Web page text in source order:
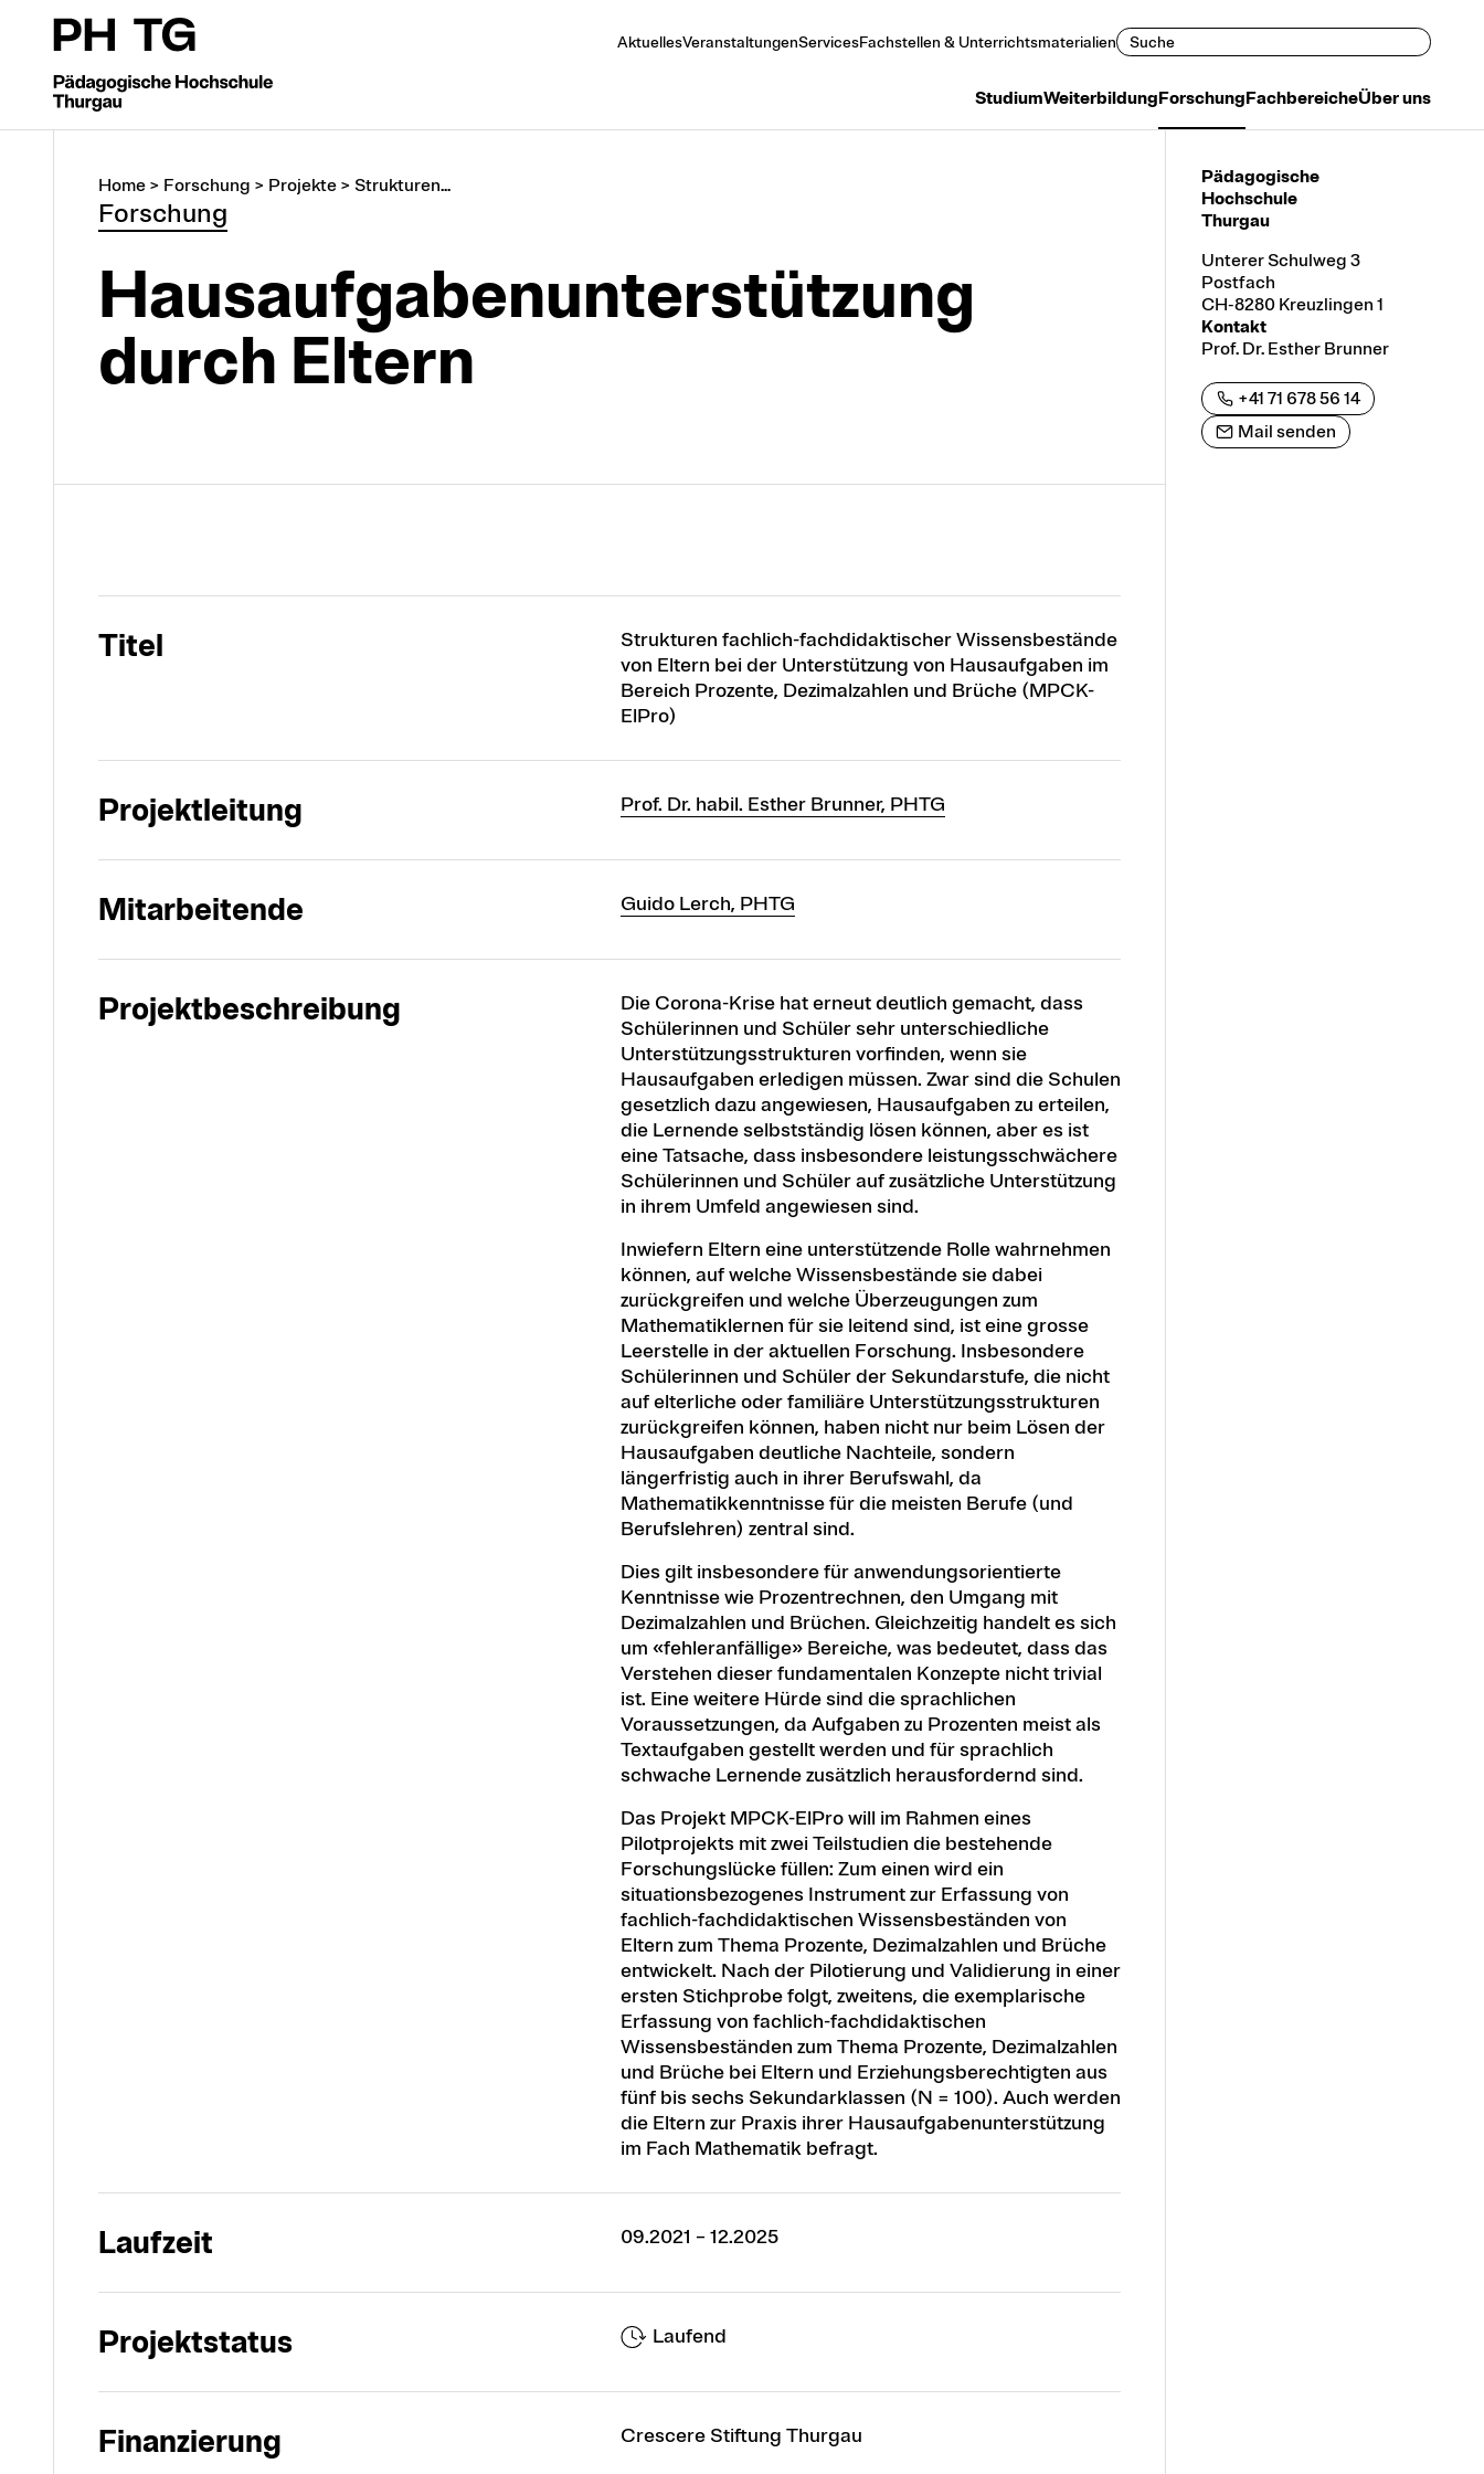
StudiumWeiterbildungForschungFachbereicheÜber uns
AktuellesVeranstaltungenServicesFachstellen & Unterrichtsmaterialien Suchen
Home > Forschung > Projekte > Strukturen...
Forschung
Hausaufgabenunterstützung
durch Eltern
Titel
Strukturen fachlich-fachdidaktischer Wissensbestände
von Eltern bei der Unterstützung von Hausaufgaben im
Bereich Prozente, Dezimalzahlen und Brüche (MPCK-
ElPro)
Projektleitung Prof. Dr. habil. Esther Brunner, PHTG
Mitarbeitende Guido Lerch, PHTG
Projektbeschreibung
Die Corona-Krise hat erneut deutlich gemacht, dass
Schülerinnen und Schüler sehr unterschiedliche
Unterstützungsstrukturen vorfinden, wenn sie
Hausaufgaben erledigen müssen. Zwar sind die Schulen
gesetzlich dazu angewiesen, Hausaufgaben zu erteilen,
die Lernende selbstständig lösen können, aber es ist
eine Tatsache, dass insbesondere leistungsschwächere
Schülerinnen und Schüler auf zusätzliche Unterstützung
in ihrem Umfeld angewiesen sind.
Inwiefern Eltern eine unterstützende Rolle wahrnehmen
können, auf welche Wissensbestände sie dabei
zurückgreifen und welche Überzeugungen zum
Mathematiklernen für sie leitend sind, ist eine grosse
Leerstelle in der aktuellen Forschung. Insbesondere
Schülerinnen und Schüler der Sekundarstufe, die nicht
auf elterliche oder familiäre Unterstützungsstrukturen
zurückgreifen können, haben nicht nur beim Lösen der
Hausaufgaben deutliche Nachteile, sondern
längerfristig auch in ihrer Berufswahl, da
Mathematikkenntnisse für die meisten Berufe (und
Berufslehren) zentral sind.
Dies gilt insbesondere für anwendungsorientierte
Kenntnisse wie Prozentrechnen, den Umgang mit
Dezimalzahlen und Brüchen. Gleichzeitig handelt es sich
um «fehleranfällige» Bereiche, was bedeutet, dass das
Verstehen dieser fundamentalen Konzepte nicht trivial
ist. Eine weitere Hürde sind die sprachlichen
Voraussetzungen, da Aufgaben zu Prozenten meist als
Textaufgaben gestellt werden und für sprachlich
schwache Lernende zusätzlich herausfordernd sind.
Das Projekt MPCK-ElPro will im Rahmen eines
Pilotprojekts mit zwei Teilstudien die bestehende
Forschungslücke füllen: Zum einen wird ein
situationsbezogenes Instrument zur Erfassung von
fachlich-fachdidaktischen Wissensbeständen von
Eltern zum Thema Prozente, Dezimalzahlen und Brüche
entwickelt. Nach der Pilotierung und Validierung in einer
ersten Stichprobe folgt, zweitens, die exemplarische
Erfassung von fachlich-fachdidaktischen
Wissensbeständen zum Thema Prozente, Dezimalzahlen
und Brüche bei Eltern und Erziehungsberechtigten aus
fünf bis sechs Sekundarklassen (N = 100). Auch werden
die Eltern zur Praxis ihrer Hausaufgabenunterstützung
im Fach Mathematik befragt.
Laufzeit 09.2021 – 12.2025
Projektstatus Laufend
Finanzierung Crescere Stiftung Thurgau
Pädagogische
Hochschule
Thurgau
Unterer Schulweg 3
Postfach
CH-8280 Kreuzlingen 1
Kontakt
Prof. Dr. Esther Brunner
+41 71 678 56 14
Mail senden